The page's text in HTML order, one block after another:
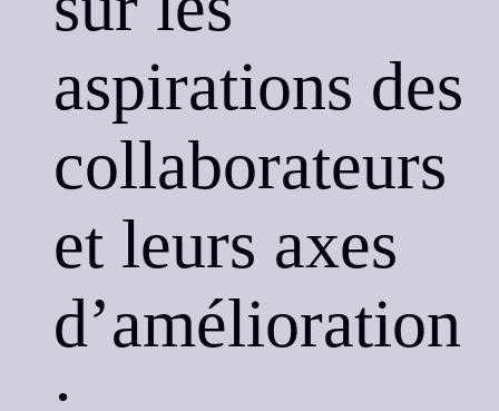
aspirations des
collaborateurs
et leurs axes
d’amélioration